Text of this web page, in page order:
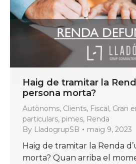
Haig de tramitar la
persona morta?
Autònoms, Clients, Fiscal, Gran
particulars, pimes, Renda
By LladogrupSB maig 9, 2023
Haig de tramitar la Renda
morta? Quan arriba el